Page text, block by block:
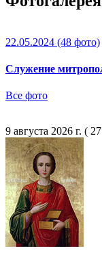
22.05.2024 (48 фото)
Служение
Все фото
9 августа 2026 г. (